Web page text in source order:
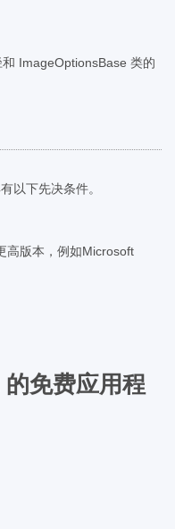
ImageOptionsBase 类的
以下先决条件。
高版本，例如Microsoft
免费应用程